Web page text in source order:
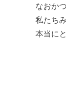
なおか
私たち
本当に